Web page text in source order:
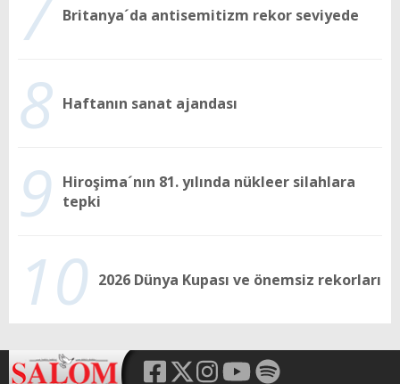
Britanya´da antisemitizm rekor seviyede
8 Haftanın sanat ajandası
9
Hiroşima´nın 81. yılında nükleer silahlara
tepki
10 2026 Dünya Kupası ve önemsiz rekorları